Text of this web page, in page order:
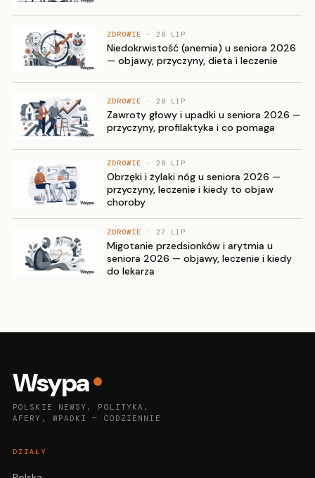
ZDROWIE · 28 LIP
Niedokrwistość (anemia) u seniora 2026
— objawy, przyczyny, dieta i leczenie
ZDROWIE · 28 LIP
Zawroty głowy i upadki u seniora 2026 —
przyczyny, profilaktyka i co pomaga
ZDROWIE · 28 LIP
Obrzęki i żylaki nóg u seniora 2026 —
przyczyny, leczenie i kiedy to objaw
choroby
ZDROWIE · 27 LIP
Migotanie przedsionków i arytmia u
seniora 2026 — objawy, leczenie i kiedy
do lekarza
Wsypa
POLSKIE NEWSY, POLITYKA,
AFERY, WPADKI — CODZIENNIE
DZIAŁY